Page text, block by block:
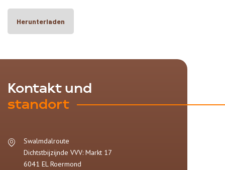
Herunterladen
Kontakt und
standort
Swalmdalroute
Dichtstbijzijnde VVV: Markt 17
6041 EL Roermond